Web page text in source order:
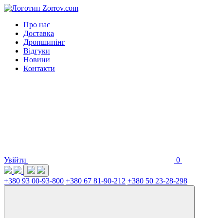
Про нас
Доставка
Дропшипінг
Відгуки
Новини
Контакти
Увійти 0
+380 93 00-93-800 +380 67 81-90-212 +380 50 23-28-298